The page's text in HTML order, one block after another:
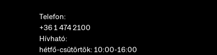
Telefon:
+36 1 474 2100
Hívható:
hétfő-csütörtök: 10:00-16:00